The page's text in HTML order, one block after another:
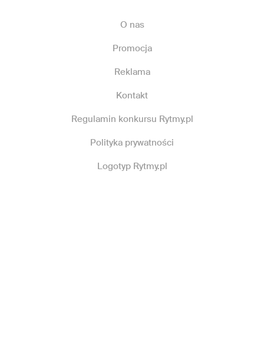
O nas
Promocja
Reklama
Kontakt
Regulamin konkursu Rytmy.pl
Polityka prywatności
Logotyp Rytmy.pl